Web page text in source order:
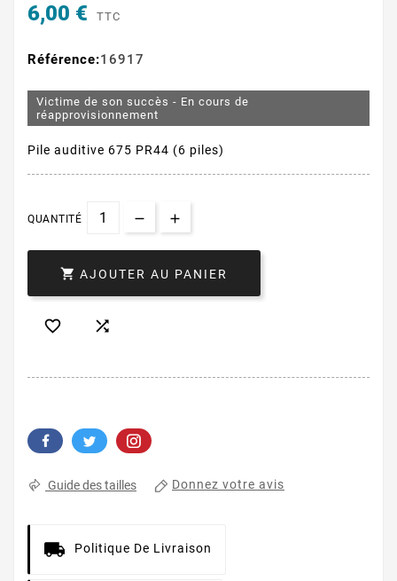
6,00 € TTC
Référence:16917
Victime de son succès - En cours de
réapprovisionnement
Pile auditive 675 PR44 (6 piles)
QUANTITÉ
 AJOUTER AU PANIER
 
Guide des tailles Donnez votre avis
Politique De Livraison